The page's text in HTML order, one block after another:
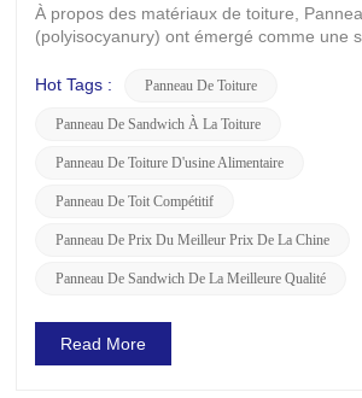
À propos des matériaux de toiture,
(polyisocyanury) ont émergé comme une
la structure, les avantages des panneaux
meilleurs. Struct...
Hot Tags : Panneau De Toiture
Panneau De Sandwich À La Toiture
Panneau De Toiture D'usine Alimentaire
Panneau De Toit Compétitif
Panneau De Prix Du Meilleur Prix De La Chine
Panneau De Sandwich De La Meilleure Qualité
Read More